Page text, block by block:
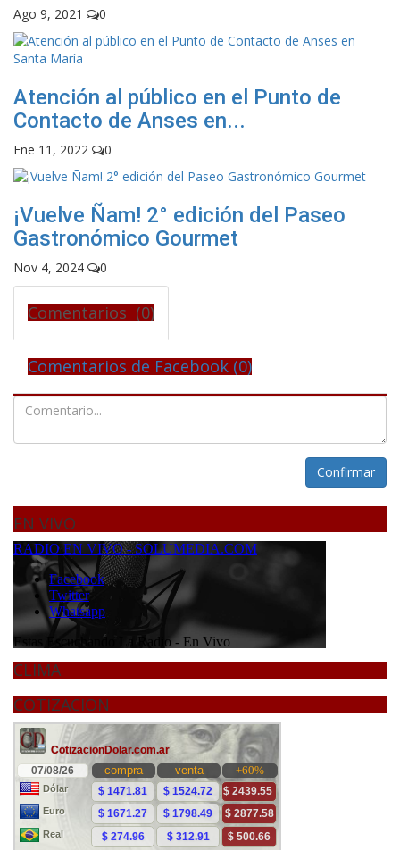
Ago 9, 2021 0
Atención al público en el Punto de
Contacto de Anses en...
Ene 11, 2022 0
¡Vuelve Ñam! 2° edición del Paseo
Gastronómico Gourmet
Nov 4, 2024 0
Comentarios (0)
Comentarios de Facebook (0)
Confirmar
EN VIVO
CLIMA
COTIZACION